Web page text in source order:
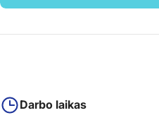
Darbo laikas